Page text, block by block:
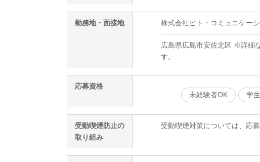
勤務地・面接地 株式会社ヒト・コミュニケー
広島県広島市安佐北区 ※詳細
す。
応募資格
未経験者OK
学
受動喫煙防止の
取り組み
受動喫煙対策については、応